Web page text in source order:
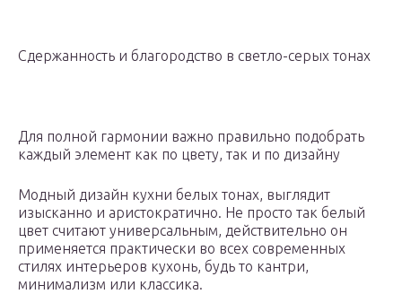
Сдержанность и благородство в светло-серых тонах
Для полной гармонии важно правильно подобрать
каждый элемент как по цвету, так и по дизайну
Модный дизайн кухни белых тонах, выглядит
изысканно и аристократично. Не просто так белый
цвет считают универсальным, действительно он
применяется практически во всех современных
стилях интерьеров кухонь, будь то кантри,
минимализм или классика.